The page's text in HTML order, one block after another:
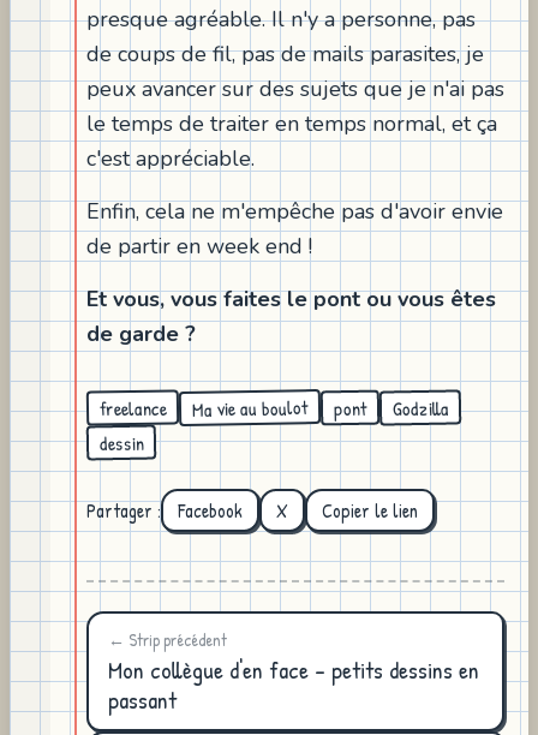
presque agréable. Il n'y a personne, pas
de coups de fil, pas de mails parasites, je
peux avancer sur des sujets que je n'ai pas
le temps de traiter en temps normal, et ça
c'est appréciable.
Enfin, cela ne m'empêche pas d'avoir envie
de partir en week end !
Et vous, vous faites le pont ou vous êtes
de garde ?
freelance Ma vie au boulot pont Godzilla
dessin
Partager : Facebook X Copier le lien
← Strip précédent
Mon collègue d'en face - petits dessins en
passant